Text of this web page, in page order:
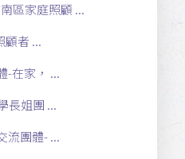
區家庭照顧 ...
顧者 ...
-在家， ...
長姐團 ...
流團體- ...